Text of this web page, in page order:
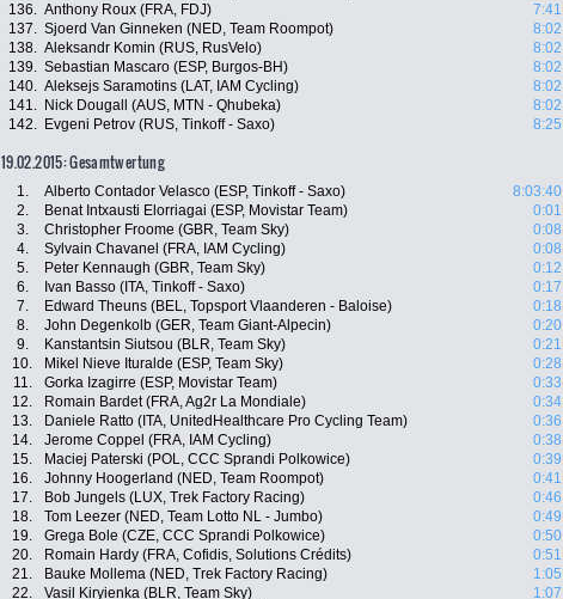
136. Anthony Roux (FRA, FDJ)
7:41
137. Sjoerd Van Ginneken (NED, Team Roompot)
8:02
138. Aleksandr Komin (RUS, RusVelo)
8:02
139. Sebastian Mascaro (ESP, Burgos-BH)
8:02
140. Aleksejs Saramotins (LAT, IAM Cycling)
8:02
141.
Nick Dougall (AUS, MTN - Qhubeka)
8:02
142.
Evgeni Petrov (RUS, Tinkoff - Saxo) 8:25
19.02.2015: Gesamtwertung
1. Alberto Contador Velasco (ESP, Tinkoff - Saxo)
8:03:40
2.
Benat Intxausti Elorriagai (ESP, Movistar Team)
0:01
3.
Christopher Froome (GBR, Team Sky)
0:08
4.
Sylvain Chavanel (FRA, IAM Cycling)
0:08
5.
Peter Kennaugh (GBR, Team Sky)
0:12
6.
Ivan Basso (ITA, Tinkoff - Saxo)
0:17
7.
Edward Theuns (BEL, Topsport Vlaanderen - Baloise)
0:18
8.
John Degenkolb (GER, Team Giant-Alpecin)
0:20
9.
Kanstantsin Siutsou (BLR, Team Sky)
0:21
10.
Mikel Nieve Ituralde (ESP, Team Sky)
0:28
11.
Gorka Izagirre (ESP, Movistar Team)
0:33
12.
Romain Bardet (FRA, Ag2r La Mondiale)
0:34
13.
Daniele Ratto (ITA, UnitedHealthcare Pro Cycling Team)
0:36
14.
Jerome Coppel (FRA, IAM Cycling)
0:38
15.
Maciej Paterski (POL, CCC Sprandi Polkowice)
0:39
16.
Johnny Hoogerland (NED, Team Roompot)
0:41
17.
Bob Jungels (LUX, Trek Factory Racing)
0:46
18.
Tom Leezer (NED, Team Lotto NL - Jumbo)
0:49
19.
Grega Bole (CZE, CCC Sprandi Polkowice)
0:50
20.
Romain Hardy (FRA, Cofidis, Solutions Crédits)
0:51
21.
Bauke Mollema (NED, Trek Factory Racing)
1:05
22.
Vasil Kiryienka (BLR, Team Sky)
1:07